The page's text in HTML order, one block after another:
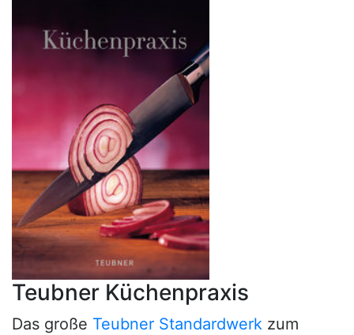
Teubner Küchenpraxis
Das große Teubner Standardwerk zum